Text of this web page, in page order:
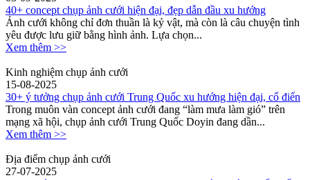
40+ concept chụp ảnh cưới hiện đại, đẹp dẫn đầu xu hướng
Ảnh cưới không chỉ đơn thuần là kỷ vật, mà còn là câu chuyện tình
yêu được lưu giữ bằng hình ảnh. Lựa chọn...
Xem thêm >>
Kinh nghiệm chụp ảnh cưới
15-08-2025
30+ ý tưởng chụp ảnh cưới Trung Quốc xu hướng hiện đại, cổ điển
Trong muôn vàn concept ảnh cưới đang “làm mưa làm gió” trên
mạng xã hội, chụp ảnh cưới Trung Quốc Doyin đang dần...
Xem thêm >>
Địa điểm chụp ảnh cưới
27-07-2025